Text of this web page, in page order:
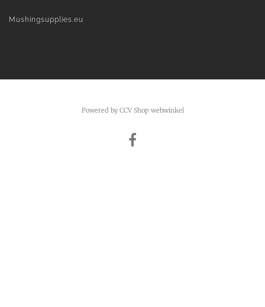
Mushingsupplies.eu
Powered by CCV Shop webwinkel